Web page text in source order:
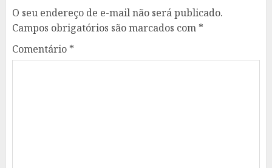
O seu endereço de e-mail não será publicado.
Campos obrigatórios são marcados com *
Comentário *